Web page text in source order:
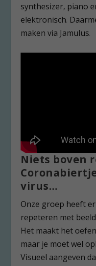
synthesizer, piano
elektronisch.
maken via Jamulus.
Niets boven
virus…
Onze groep heeft
repeteren met
Het maakt het
maar je moet wel
Visueel aangeven